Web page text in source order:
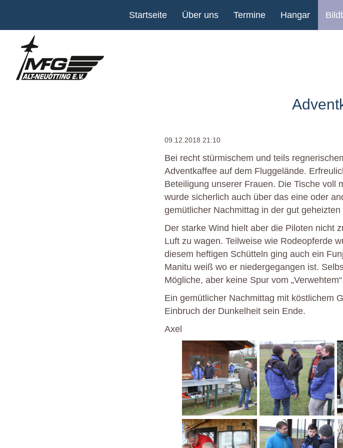
überspringen
Startseite Über uns Termine Hangar
09.12.2018 21:10
Bei recht stürmischem und teils
Adventkaffee auf dem Fluggelände.
Beteiligung unserer Frauen. Die Tische voll
wurde sicherlich auch über das eine oder
gemütlicher Nachmittag in der gut geheizten
Der starke Wind hielt aber die Piloten nicht
Luft zu wagen. Teilweise wie Rodeopferde
diesem heftigen Schütteln ging auch ein
Manitu weiß wo er niedergegangen ist.
Mögliche, aber keine Spur vom
Ein gemütlicher Nachmittag mit köstlichem
Einbruch der Dunkelheit sein Ende.
Axel